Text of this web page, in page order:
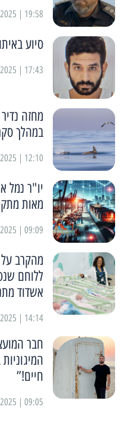
19:58 | 30/03/2025
סיוע
17:43 | 30/03/2025
מחזה
במהלך
12:10 | 30/03/2025
יו"ר נמל
מאות
09:09 | 28/03/2025
מהקרב
ללוחם
אשדוד
14:14 | 27/03/2025
חבר
חיים!”
09:05 | 27/03/2025